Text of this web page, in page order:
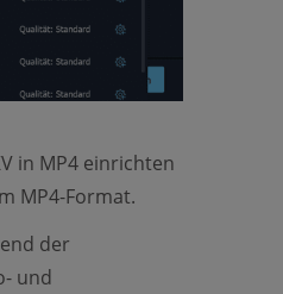
in MP4 einrichten
MP4-Format.
der
und